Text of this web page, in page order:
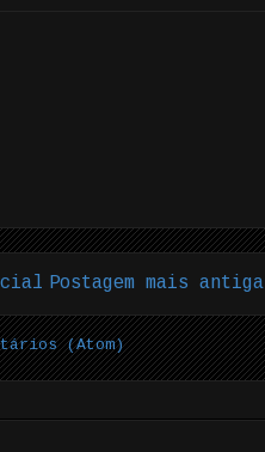
Postagem mais antiga
(Atom)